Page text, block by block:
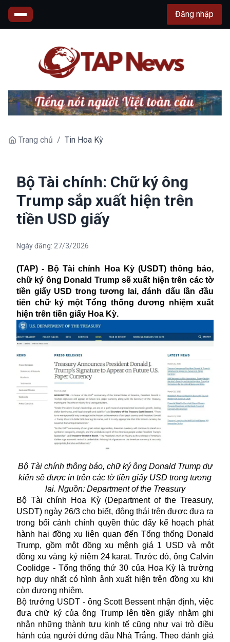
Đăng nhập
Trang chủ / Tin Hoa Kỳ
Bộ Tài chính: Chữ ký ông
Trump sắp xuất hiện trên
tiền USD giấy
Ngày đăng: 27/3/2026
(TAP) - Bộ Tài chính Hoa Kỳ (USDT) thông báo,
chữ ký ông Donald Trump sẽ xuất hiện trên các tờ
tiền giấy USD trong tương lai, đánh dấu lần đầu
tiên chữ ký một Tổng thống đương nhiệm xuất
hiện trên tiền giấy Hoa Kỳ.
Bộ Tài chính thông báo, chữ ký ông Donald Trump dự
kiến sẽ được in trên các tờ tiền giấy USD trong tương
lai. Nguồn: Department of the Treasury
Bộ Tài chính Hoa Kỳ (Department of the Treasury,
USDT) ngày 26/3 cho biết, động thái trên được đưa ra
trong bối cảnh chính quyền thúc đẩy kế hoạch phát
hành hai đồng xu liên quan đến Tổng thống Donald
Trump, gồm một đồng xu mệnh giá 1 USD và một
đồng xu vàng kỷ niệm 24 karat. Trước đó, ông Calvin
Coolidge - Tổng thống thứ 30 của Hoa Kỳ là trường
hợp duy nhất có hình ảnh xuất hiện trên đồng xu khi
còn đương nhiệm.
Bộ trưởng USDT - ông Scott Bessent nhận định, việc
đưa chữ ký của ông Trump lên tiền giấy nhằm ghi
nhận những thành tựu kinh tế cũng như vai trò điều
hành của người đứng đầu Nhà Trắng. Theo đánh giá